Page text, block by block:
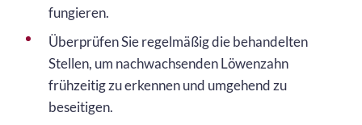
fungieren.
Überprüfen Sie regelmäßig die behandelten
Stellen, um nachwachsenden Löwenzahn
frühzeitig zu erkennen und umgehend zu
beseitigen.